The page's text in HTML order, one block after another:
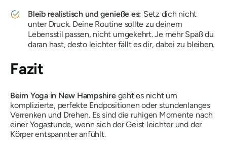
Bleib realistisch und genieße es: Setz dich nicht
unter Druck. Deine Routine sollte zu deinem
Lebensstil passen, nicht umgekehrt. Je mehr Spaß du
daran hast, desto leichter fällt es dir, dabei zu bleiben.
Fazit
Beim Yoga in New Hampshiregeht es nicht um
komplizierte, perfekte Endpositionen oder stundenlanges
Verrenken und Drehen. Es sind die ruhigen Momente nach
einer Yogastunde, wenn sich der Geist leichter und der
Körper entspannter anfühlt.